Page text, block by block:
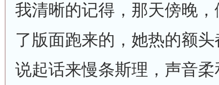
我清晰的记得，那天傍晚
了版面跑来的，她热的额
说起话来慢条斯理，声音